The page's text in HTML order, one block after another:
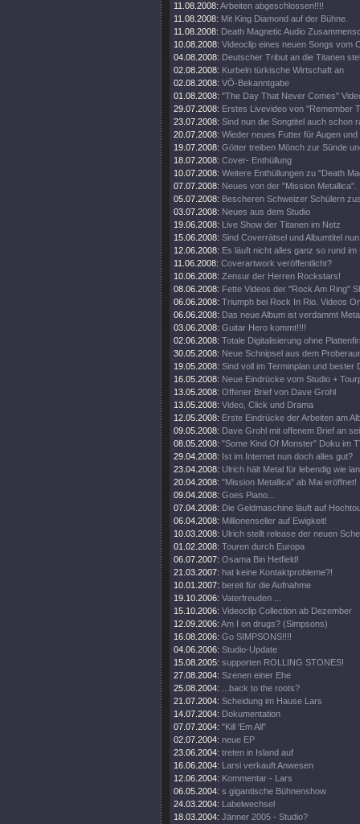
11.08.2008: Arbeiten abgeschlossen!!!!
11.08.2008: Mit King Diamond auf der Bühne.
11.08.2008: Death Magnetic Audio
10.08.2008: Videoclip eines neuen Songs vom
04.08.2008: Deutscher Tribut an die Titanen
02.08.2008: Kurbeln türkische Wirtschaft an
02.08.2008: VÖ-Bekanntgabe
01.08.2008: "The Day That Never Comes"
29.07.2008: Erstes Livevideo von "Remember
23.07.2008: Sind nun die Songtitel auch schon
20.07.2008: Wieder neues Futter für Augen
19.07.2008: Götter treiben Mönch zur Sünde
18.07.2008: Cover- Enthüllung
10.07.2008: Weitere Enthüllungen zu "Death
07.07.2008: Neues von der "Mission Metallica".
05.07.2008: Bescheren Schweizer Schülern
03.07.2008: Neues aus dem Studio
19.06.2008: Live Show der Titanen im Netz
15.06.2008: Sind Coverrätsel und Albumtitel
12.06.2008: Es läuft nicht alles ganz so rund im
11.06.2008: Coverartwork veröffentlicht?
10.06.2008: Zensur der Herren Rockstars!
08.06.2008: Fette Videos der "Rock Am Ring"
06.06.2008: Triumph bei Rock In Rio. Videos
06.06.2008: Das neue Album ist verdammt
03.06.2008: Guitar Hero kommt!!!!
02.06.2008: Totale Digitalisierung ohne
30.05.2008: Neue Schnipsel aus dem
19.05.2008: Sind voll im Terminplan und bester
16.05.2008: Neue Eindrücke vom Studio +
13.05.2008: Offener Brief von Dave Grohl
13.05.2008: Video, Click und Drama
12.05.2008: Erste Eindrücke der Arbeiten am
09.05.2008: Dave Grohl mit offenem Brief an
08.05.2008: "Some Kind Of Monster" Doku im
29.04.2008: Ist im Internet nun doch alles gut?
23.04.2008: Ulrich hält Metal für lebendig wie
20.04.2008: "Mission Metallica" ab Mai eröffnet!
09.04.2008: Goes Piano...
07.04.2008: Die Geldmaschine läuft auf
06.04.2008: Millionenseller auf Ewigkeit!
10.03.2008: Ulrich stellt release der neuen
01.02.2008: Touren durch Europa
06.07.2007: Osama Bin Hetfield!
21.03.2007: hat keine Kontaktprobleme?!
10.01.2007: bereit für die Aufnahme
19.10.2006: Vaterfreuden ...
15.10.2006: Videoclip Collection ab Dezember
12.09.2006: Am I on drugs? (Simpsons)
16.08.2006: Go SIMPSONS!!!!
04.06.2006: Studio-Update
15.08.2005: supporten ROLLING STONES!
27.08.2004: Szenen einer Ehe
25.08.2004:
...back to the roots?
21.07.2004: Scheidung im Hause Lars
14.07.2004: Dokumentation
07.07.2004: "Kill 'Em All"
02.07.2004: neue EP
23.06.2004: treten in Island auf
16.06.2004: Larsi verkauft Anwesen
12.06.2004: Kommentar - Lars
06.05.2004: s gigantische Bühnenshow
24.03.2004: Labelwechsel
18.03.2004: Jänner 2005 - Studio?